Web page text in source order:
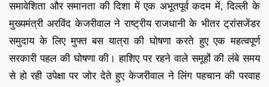
समावेशिता और समानता की दिशा में एक अभूतपूर्व कदम में, दिल्ली के
मुख्यमंत्री अरविंद केजरीवाल ने राष्ट्रीय राजधानी के भीतर ट्रांसजेंडर
समुदाय के लिए मुफ्त बस यात्रा की घोषणा करते हुए एक महत्वपूर्ण
सरकारी पहल की घोषणा की। हाशिए पर रहने वाले समूहों की लंबे समय
से हो रही उपेक्षा पर जोर देते हुए केजरीवाल ने लिंग पहचान की परवाह